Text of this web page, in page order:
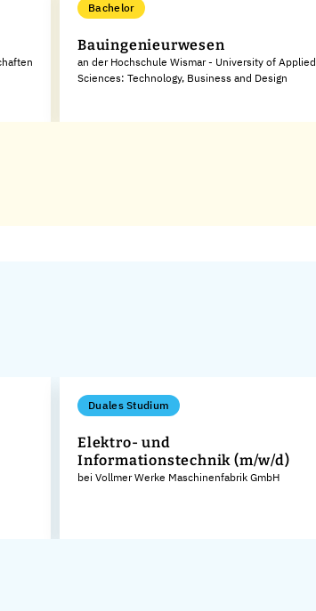
Bachelor
Bauingenieurwesen
an der Hochschule Wismar - University of Applied
Sciences: Technology, Business and Design
Duales Studium
Elektro- und
Informationstechnik (m/w/d)
bei Vollmer Werke Maschinenfabrik GmbH